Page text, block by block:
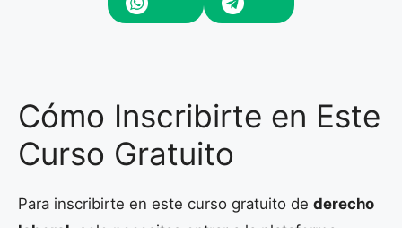
Cómo Inscribirte en Este
Curso Gratuito
Para inscribirte en este curso gratuito de derecho